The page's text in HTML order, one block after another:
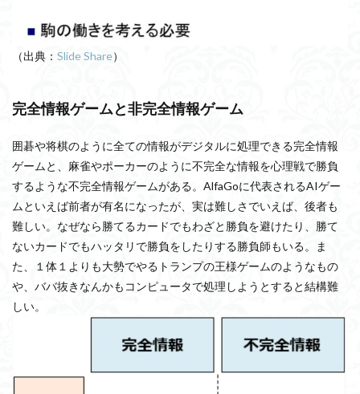
（出典： Slide Share）
完全情報ゲームと非完全情報ゲーム
囲碁や将棋のように全ての情報がデジタルに処理できる完全情報
ゲームと、麻雀やポーカーのように不完全な情報を心理戦で勝負
するような不完全情報ゲームがある。AlfaGoに代表されるAIゲー
ムといえば前者が有名になったが、実は難しさでいえば、後者も
難しい。なぜなら勝てるカードでもわざと勝負を避けたり、勝て
ないカードでもハッタリで勝負をしたりする勝負師もいる。ま
た、１体１よりも大勢でやるトランプの王様ゲームのようなもの
や、ババ抜きなんかもコンピュータで処理しようとすると結構難
しい。